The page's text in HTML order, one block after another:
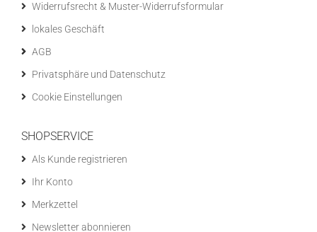
Widerrufsrecht & Muster-Widerrufsformular
lokales Geschäft
AGB
Privatsphäre und Datenschutz
Cookie Einstellungen
SHOPSERVICE
Als Kunde registrieren
Ihr Konto
Merkzettel
Newsletter abonnieren